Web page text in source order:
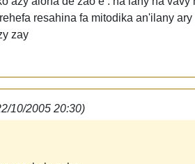
resahina fa mitodika an'ilany
zay
10/2005 20:30)